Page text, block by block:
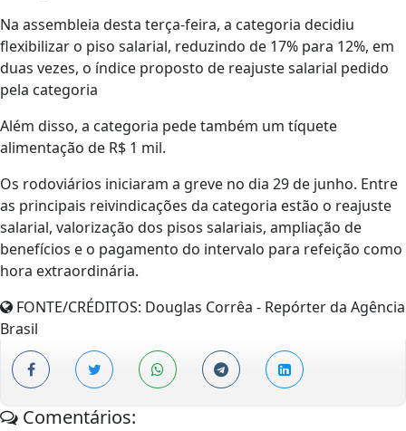
Na assembleia desta terça-feira, a categoria decidiu
flexibilizar o piso salarial, reduzindo de 17% para 12%, em
duas vezes, o índice proposto de reajuste salarial pedido
pela categoria
Além disso, a categoria pede também um tíquete
alimentação de R$ 1 mil.
Os rodoviários iniciaram a greve no dia 29 de junho. Entre
as principais reivindicações da categoria estão o reajuste
salarial, valorização dos pisos salariais, ampliação de
benefícios e o pagamento do intervalo para refeição como
hora extraordinária.
FONTE/CRÉDITOS: Douglas Corrêa - Repórter da Agência
Brasil
Comentários: